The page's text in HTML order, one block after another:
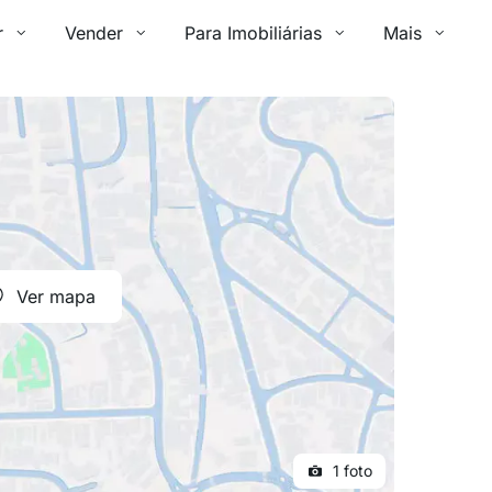
Vender Para Imobiliárias Mais
Ver mapa
1 foto